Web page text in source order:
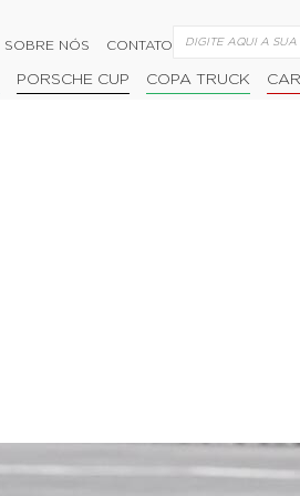
SOBRE NÓS CONTATO
PORSCHE CUP COPA TRUCK